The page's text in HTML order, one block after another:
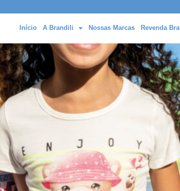
Início A Brandili Nossas Marcas Revenda